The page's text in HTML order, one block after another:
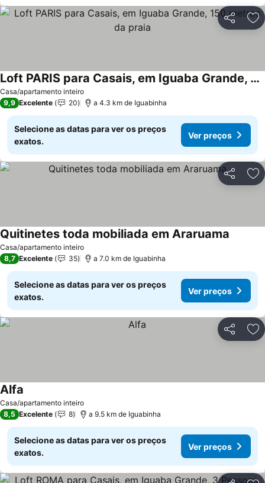
Partilhar
Casa/apartamento inteiro
Loft PARIS para Casais, em Iguaba Grande, 150 metros da praia
9,9 Excelente 20 a 4.3 km de Iguabinha
Selecione as datas para ver os preços
exatos.
Ver preços
Partilhar
Casa/apartamento inteiro
Quitinetes toda mobiliada em Araruama
8,7 Excelente 35 a 7.0 km de Iguabinha
Selecione as datas para ver os preços
exatos.
Ver preços
Partilhar
Casa/apartamento inteiro
Alfa
8,5 Excelente 8 a 9.5 km de Iguabinha
Selecione as datas para ver os preços
exatos.
Ver preços